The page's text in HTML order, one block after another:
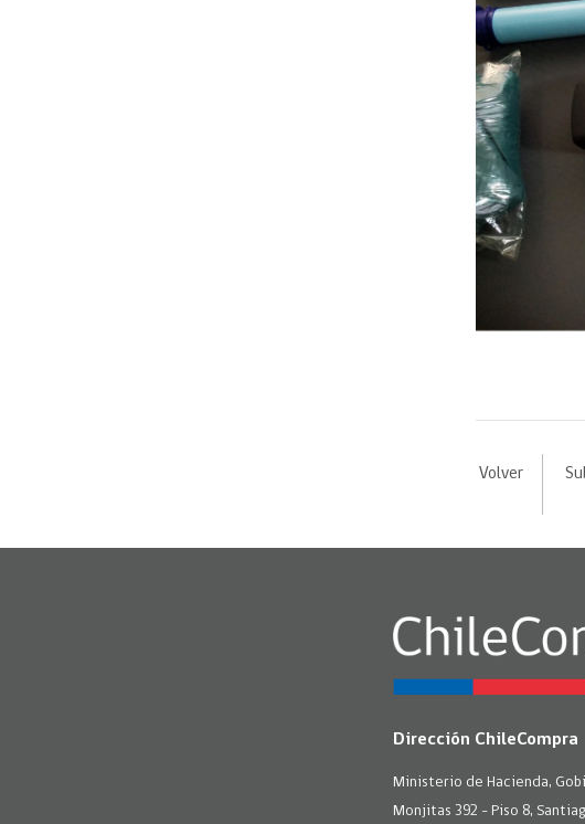
Volver
Dirección ChileCompra
Ministerio de Hacienda,
Monjitas 392 - Piso 8,